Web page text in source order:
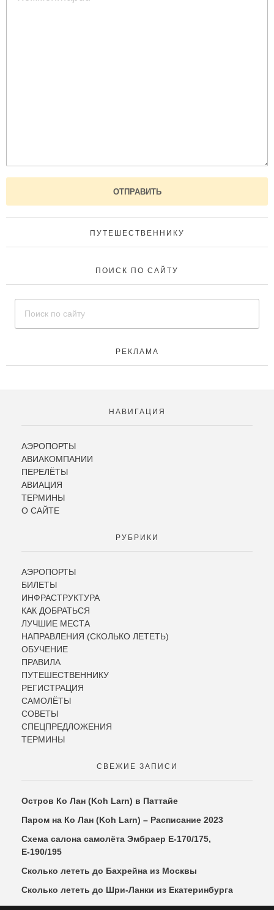
ПУТЕШЕСТВЕННИКУ
ПОИСК ПО САЙТУ
РЕКЛАМА
НАВИГАЦИЯ
АЭРОПОРТЫ
АВИАКОМПАНИИ
ПЕРЕЛЁТЫ
АВИАЦИЯ
ТЕРМИНЫ
О САЙТЕ
РУБРИКИ
АЭРОПОРТЫ
БИЛЕТЫ
ИНФРАСТРУКТУРА
КАК ДОБРАТЬСЯ
ЛУЧШИЕ МЕСТА
НАПРАВЛЕНИЯ (СКОЛЬКО ЛЕТЕТЬ)
ОБУЧЕНИЕ
ПРАВИЛА
ПУТЕШЕСТВЕННИКУ
РЕГИСТРАЦИЯ
САМОЛЁТЫ
СОВЕТЫ
СПЕЦПРЕДЛОЖЕНИЯ
ТЕРМИНЫ
СВЕЖИЕ ЗАПИСИ
Остров Ко Лан (Koh Larn) в Паттайе
Паром на Ко Лан (Koh Larn) – Расписание 2023
Схема салона самолёта Эмбраер Е-170/175,
Е-190/195
Сколько лететь до Бахрейна из Москвы
Сколько лететь до Шри-Ланки из Екатеринбурга